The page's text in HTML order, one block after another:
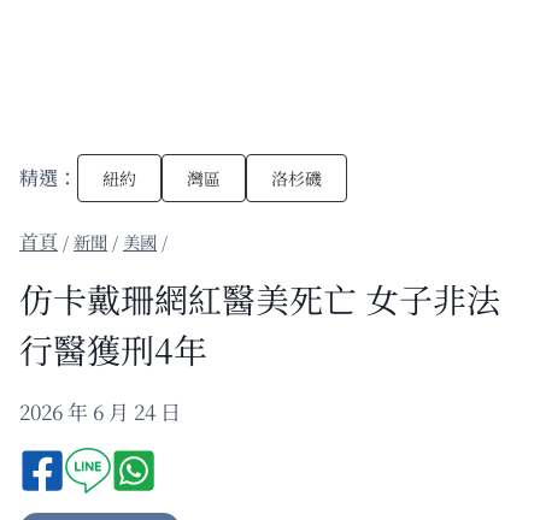
精選： 紐約 灣區 洛杉磯
/新聞 / 美國 /
仿卡戴珊網紅醫美死亡 女子非法
行醫獲刑4年
2026 年 6 月 24 日